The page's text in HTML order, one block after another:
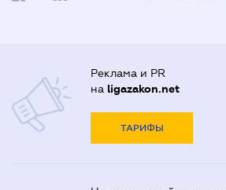
Реклама и PR
на ligazakon.net
ТАРИФЫ